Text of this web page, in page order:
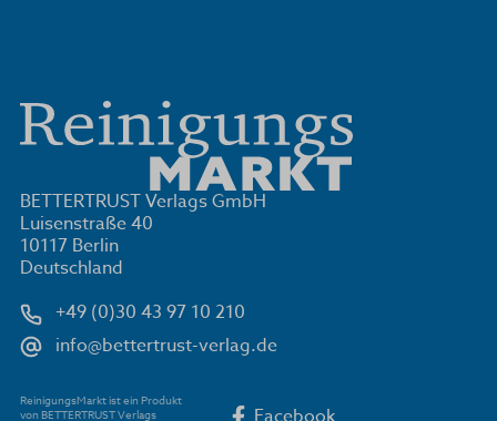
BETTERTRUST Verlags GmbH
Luisenstraße 40
10117 Berlin
Deutschland
+49 (0)30 43 97 10 210
info@bettertrust-verlag.de
ReinigungsMarkt ist ein Produkt
von BETTERTRUST Verlags